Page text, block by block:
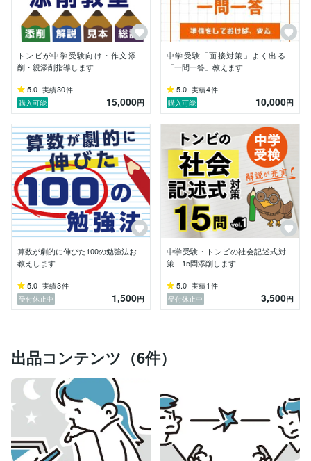
トンビが中学受験向け・作文添
削・親添削指導します
5.0 実績30件
購入可能
15,000円
中学受験「面接対策」よく出る
「一問一答」教えます
5.0 実績4件
購入可能
10,000円
算数が劇的に伸びた100の勉強法お
教えします
5.0 実績3件
受付休止中
1,500円
中学受験・トンビの社会記述式対
策 15問添削します
5.0 実績1 件
受付休止中
3,500円
出品コンテンツ（6件）